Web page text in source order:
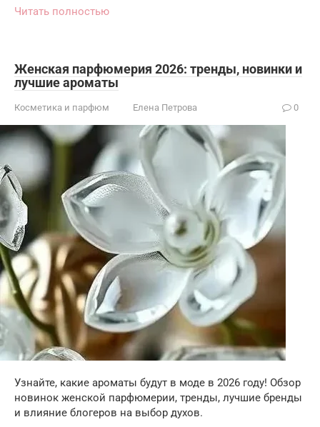
Читать полностью
Женская парфюмерия 2026: тренды, новинки и
лучшие ароматы
Косметика и парфюм Елена Петрова 0
Узнайте, какие ароматы будут в моде в 2026 году! Обзор
новинок женской парфюмерии, тренды, лучшие бренды
и влияние блогеров на выбор духов.